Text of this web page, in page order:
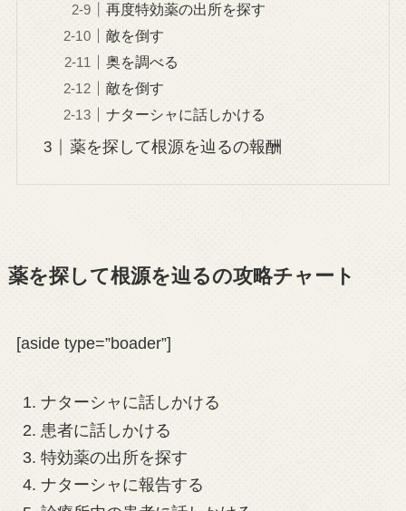
再度特効薬の出所を探す
敵を倒す
奥を調べる
敵を倒す
ナターシャに話しかける
薬を探して根源を辿るの報酬
薬を探して根源を辿るの攻略チャート
[aside type=”boader”]
ナターシャに話しかける
患者に話しかける
特効薬の出所を探す
ナターシャに報告する